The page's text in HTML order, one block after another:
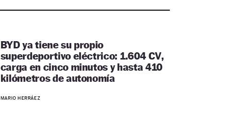
BYD ya tiene su propio
superdeportivo eléctrico: 1.604 CV,
carga en cinco minutos y hasta 410
kilómetros de autonomía
MARIO HERRÁEZ